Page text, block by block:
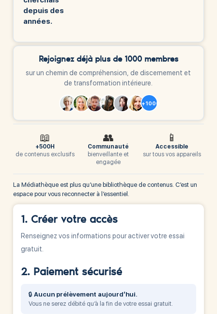
depuis des
années.
Rejoignez déjà plus de 1000 membres
sur un chemin de compréhension, de discernement et
de transformation intérieure.
+1000
📖
+500H
de contenus exclusifs
👥
Communauté
bienveillante et
engagée
📱
Accessible
sur tous vos appareils
La Médiathèque est plus qu’une bibliothèque de contenus. C’est un
espace pour vous reconnecter à l’essentiel.
1. Créer votre accès
Renseignez vos informations pour activer votre essai
gratuit.
2. Paiement sécurisé
🔒 Aucun prélèvement aujourd’hui.
Vous ne serez débité qu’à la fin de votre essai gratuit.